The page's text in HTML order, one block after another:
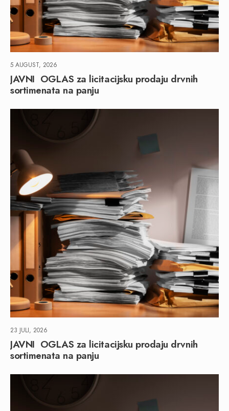
5 AUGUST, 2026
JAVNI OGLAS za licitacijsku prodaju drvnih
sortimenata na panju
23 JULI, 2026
JAVNI OGLAS za licitacijsku prodaju drvnih
sortimenata na panju